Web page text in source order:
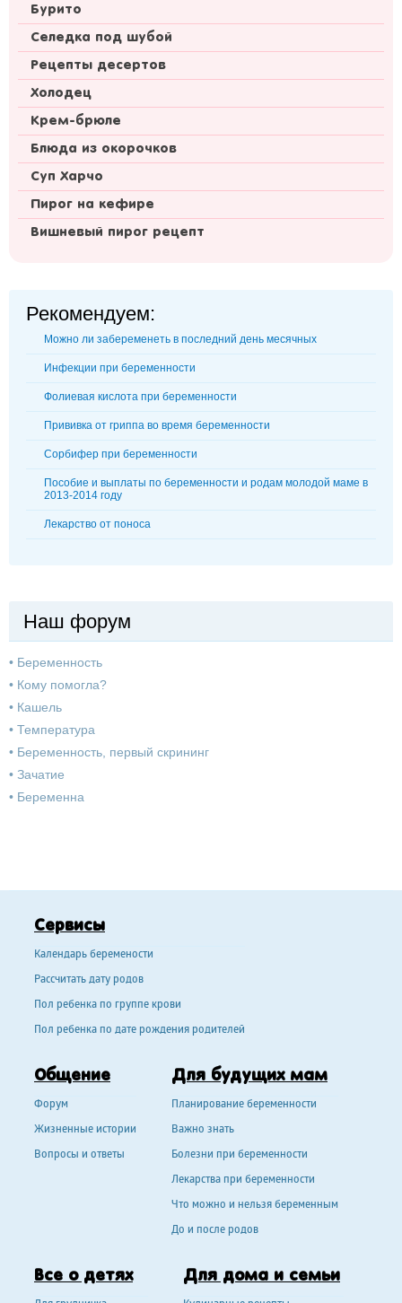
Бурито
Селедка под шубой
Рецепты десертов
Холодец
Крем-брюле
Блюда из окорочков
Суп Харчо
Пирог на кефире
Вишневый пирог рецепт
Рекомендуем:
Можно ли забеременеть в последний день месячных
Инфекции при беременности
Фолиевая кислота при беременности
Прививка от гриппа во время беременности
Сорбифер при беременности
Пособие и выплаты по беременности и родам молодой маме в
2013-2014 году
Лекарство от поноса
Наш форум
• Беременность
• Кому помогла?
• Кашель
• Температура
• Беременность, первый скрининг
• Зачатие
• Беременна
Сервисы
Календарь беремености
Рассчитать дату родов
Пол ребенка по группе крови
Пол ребенка по дате рождения родителей
Общение
Форум
Жизненные истории
Вопросы и ответы
Для будущих мам
Планирование беременности
Важно знать
Болезни при беременности
Лекарства при беременности
Что можно и нельзя беременным
До и после родов
Все о детях Для дома и семьи